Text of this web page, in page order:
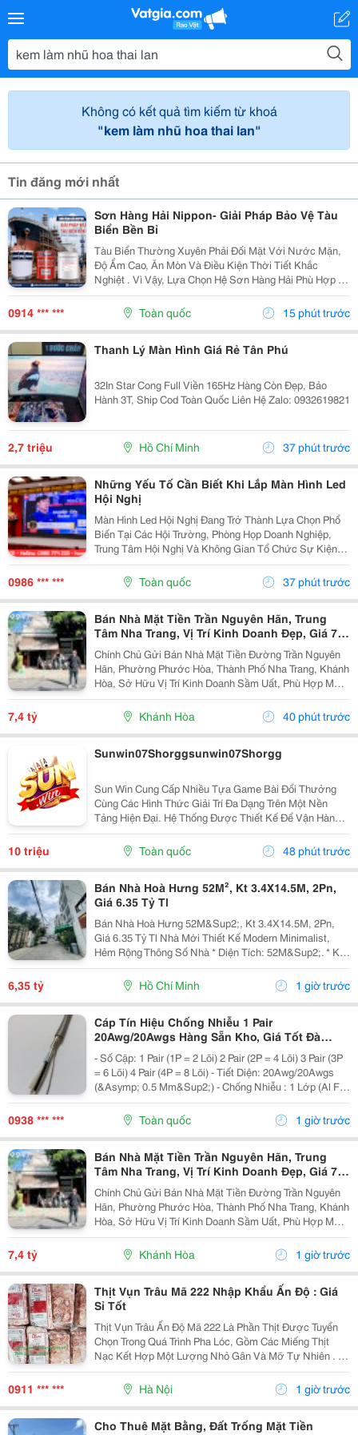
Không có kết quả tìm kiếm từ khoá
"kem làm nhũ hoa thai lan"
Tin đăng mới nhất
Sơn Hàng Hải Nippon- Giải Pháp Bảo Vệ Tàu
Biển Bền Bỉ
Tàu Biển Thường Xuyên Phải Đối Mặt Với Nước Mặn,
Độ Ẩm Cao, Ăn Mòn Và Điều Kiện Thời Tiết Khắc
Nghiệt . Vì Vậy, Lựa Chọn Hệ Sơn Hàng Hải Phù Hợp Là
Yếu Tố Quan Trọng Giúp Bảo Vệ Bề Mặt Và Nâng Cao
Độ Bền Công Trình. Sơn Hàng Hải Nippon Được Ứng...
0914 *** *** Toàn quốc 15 phút trước
Thanh Lý Màn Hình Giá Rẻ Tân Phú
32In Star Cong Full Viền 165Hz Hàng Còn Đẹp, Bảo
Hành 3T, Ship Cod Toàn Quốc Liên Hệ Zalo: 0932619821
2,7 triệu Hồ Chí Minh 37 phút trước
Những Yếu Tố Cần Biết Khi Lắp Màn Hình Led
Hội Nghị
Màn Hình Led Hội Nghị Đang Trở Thành Lựa Chọn Phổ
Biến Tại Các Hội Trường, Phòng Họp Doanh Nghiệp,
Trung Tâm Hội Nghị Và Không Gian Tổ Chức Sự Kiện
Nhờ Khả Năng Hiển Thị Hình Ảnh Lớn, Rõ Nét Và Ổn
Định. Tuy Nhiên, Để Lựa Chọn Được Hệ Thống...
0986 *** *** Toàn quốc 37 phút trước
Bán Nhà Mặt Tiền Trần Nguyên Hãn, Trung
Tâm Nha Trang, Vị Trí Kinh Doanh Đẹp, Giá 7,4
Tỷ
Chính Chủ Gửi Bán Nhà Mặt Tiền Đường Trần Nguyên
Hãn, Phường Phước Hòa, Thành Phố Nha Trang, Khánh
Hòa, Sở Hữu Vị Trí Kinh Doanh Sầm Uất, Phù Hợp Mở
Cửa Hàng, Văn Phòng, Showroom Hoặc Đầu Tư Cho
Thuê Lâu Dài. Thông Tin Chi Tiết. - Địa Chỉ: Số...
7,4 tỷ Khánh Hòa 40 phút trước
Sunwin07Shorggsunwin07Shorgg
Sun Win Cung Cấp Nhiều Tựa Game Bài Đổi Thưởng
Cùng Các Hình Thức Giải Trí Đa Dạng Trên Một Nền
Tảng Hiện Đại. Hệ Thống Được Thiết Kế Để Vận Hành
Ổn Định, Truy Cập Nhanh Và Tương Thích Với Nhiều
Thiết Bị. Bên Cạnh Đó, Các Tính Năng Bảo Mật Cũng
Được...
10 triệu Toàn quốc 48 phút trước
Bán Nhà Hoà Hưng 52M², Kt 3.4X14.5M, 2Pn,
Giá 6.35 Tỷ Tl
Bán Nhà Hoà Hưng 52M&Sup2;, Kt 3.4X14.5M, 2Pn,
Giá 6.35 Tỷ Tl Nhà Mới Thiết Kế Modern Minimalist,
Hẻm Rộng Thông Số Nhà * Diện Tích: 52M&Sup2;. * Kt:
3.4M X 14.5M. * Kết Cấu: 1 Trệt 1 Lầu. * Chủ Hỗ Trợ
Hoàn Thiện Thêm 1 Phòng Ngủ Trước Khi Bàn...
6,35 tỷ Hồ Chí Minh 1 giờ trước
Cáp Tín Hiệu Chống Nhiễu 1 Pair
20Awg/20Awgs Hàng Sẵn Kho, Giá Tốt Đà
Nẵng, Huế
- Số Cặp: 1 Pair (1P = 2 Lõi) 2 Pair (2P = 4 Lõi) 3 Pair (3P
= 6 Lõi) 4 Pair (4P = 8 Lõi) - Tiết Diện: 20Awg/20Awgs
(&Asymp; 0.5 Mm&Sup2;) - Chống Nhiễu : 1 Lớp (Al Foil
)/ 2 Lớp Chống Nhiễu (Al Foil + Lớp Lưới Chống Nhiễu) -
Vật Liệu: Đồng...
0938 *** *** Toàn quốc 1 giờ trước
Bán Nhà Mặt Tiền Trần Nguyên Hãn, Trung
Tâm Nha Trang, Vị Trí Kinh Doanh Đẹp, Giá 7,4
Tỷ
Chính Chủ Gửi Bán Nhà Mặt Tiền Đường Trần Nguyên
Hãn, Phường Phước Hòa, Thành Phố Nha Trang, Khánh
Hòa, Sở Hữu Vị Trí Kinh Doanh Sầm Uất, Phù Hợp Mở
Cửa Hàng, Văn Phòng, Showroom Hoặc Đầu Tư Cho
Thuê Lâu Dài. Thông Tin Chi Tiết. - Địa Chỉ: Số...
7,4 tỷ Khánh Hòa 1 giờ trước
Thịt Vụn Trâu Mã 222 Nhập Khẩu Ấn Độ : Giá
Sỉ Tốt
Thịt Vụn Trâu Ấn Độ Mã 222 Là Phần Thịt Được Tuyển
Chọn Trong Quá Trình Pha Lóc, Gồm Các Miếng Thịt
Nạc Kết Hợp Một Lượng Nhỏ Gân Và Mỡ Tự Nhiên . Tỷ
Lệ Này Giúp Thịt Giữ Được Độ Mềm, Vị Ngọt Và
Hương Thơm Đặc Trưng Sau Khi Chế Biến. Sản
Phẩm...
0911 *** *** Hà Nội 1 giờ trước
Cho Thuê Mặt Bằng, Đất Trống Mặt Tiền